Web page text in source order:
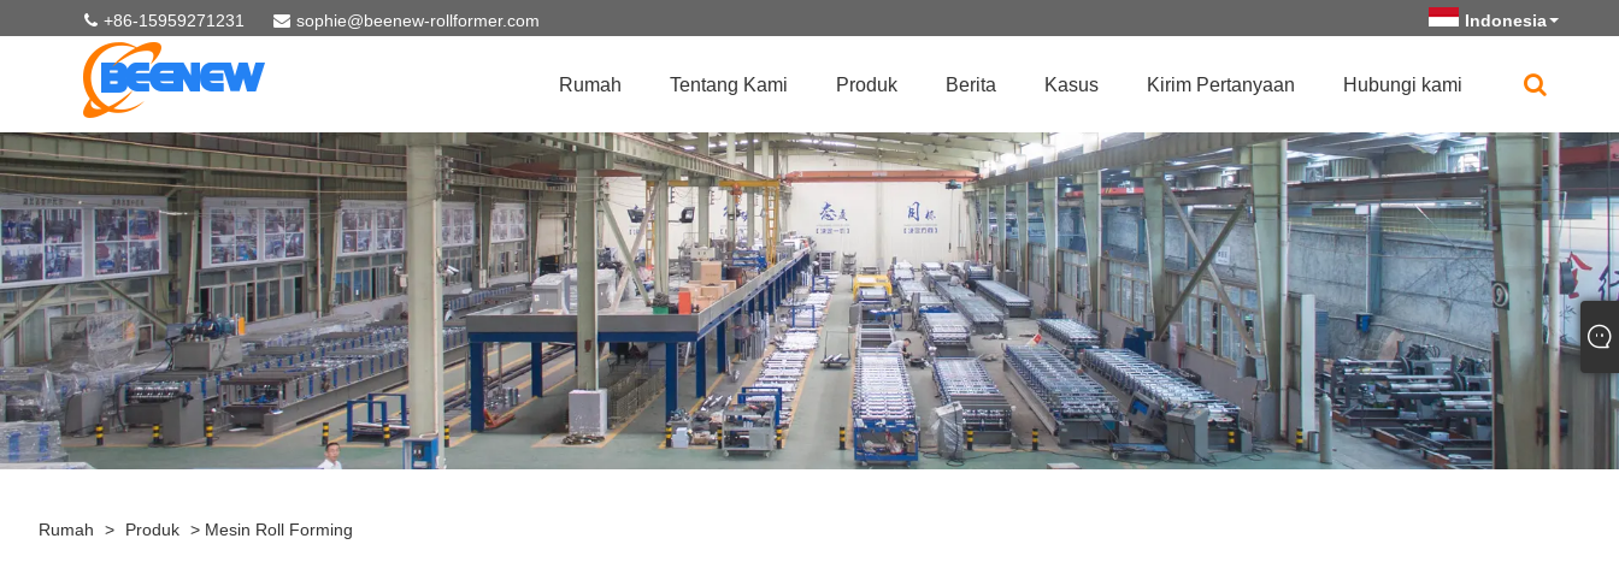
+86-15959271231 sophie@beenew-rollformer.com Indonesia
Rumah Tentang Kami Produk Berita Kasus Kirim Pertanyaan Hubungi kami
Rumah > Produk > Mesin Roll Forming